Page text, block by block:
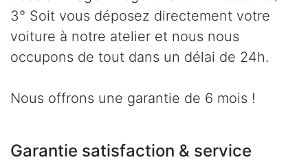
3° Soit vous déposez directement votre
voiture à notre atelier et nous nous
occupons de tout dans un délai de 24h.
Nous offrons une garantie de 6 mois !
Garantie satisfaction & service